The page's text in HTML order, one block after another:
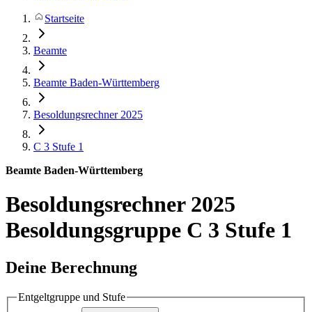
Startseite
Beamte
Beamte Baden-Württemberg
Besoldungsrechner 2025
C 3 Stufe 1
Beamte Baden-Württemberg
Besoldungsrechner 2025
Besoldungsgruppe C 3 Stufe 1
Deine Berechnung
Entgeltgruppe und Stufe